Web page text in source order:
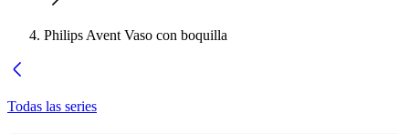
Philips Avent Vaso con boquilla
Todas las series